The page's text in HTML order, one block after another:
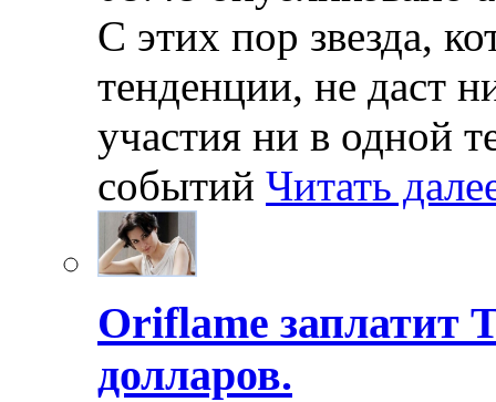
С этих пор звезда,
тенденции, не даст
участия ни в одной
событий Читать
Oriflame заплатит
долларов.